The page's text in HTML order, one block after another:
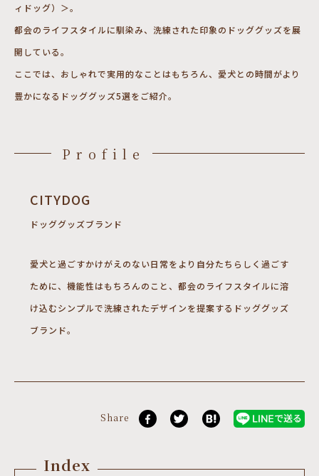
ィドッグ）＞。
都会のライフスタイルに馴染み、洗練された印象のドッググッズを展
開している。
ここでは、おしゃれで実用的なことはもちろん、愛犬との時間がより
豊かになるドッググッズ5選をご紹介。
Profile
CITYDOG
ドッググッズブランド
愛犬と過ごすかけがえのない日常をより自分たちらしく過ごす
ために、機能性はもちろんのこと、都会のライフスタイルに溶
け込むシンプルで洗練されたデザインを提案するドッググッズ
ブランド。
Share
Index